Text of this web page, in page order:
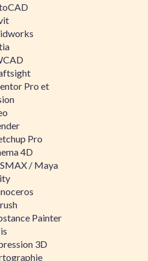
Pro et
Pro
4D
/ Maya
Painter
3D